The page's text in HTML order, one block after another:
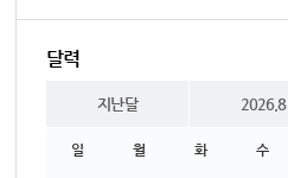
달력
지난달 2026.8
일 월 화 수